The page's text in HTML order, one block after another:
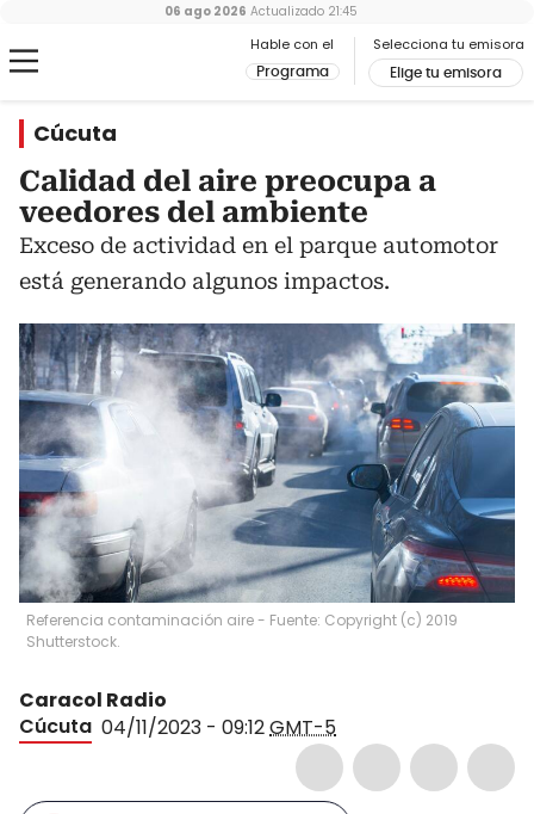
Hable con el
Programa
Selecciona tu emisora
Elige tu emisora
06 ago 2026 Actualizado 21:45
Cúcuta
Calidad del aire preocupa a
veedores del ambiente
Exceso de actividad en el parque automotor
está generando algunos impactos.
Referencia contaminación aire - Fuente: Copyright (c) 2019
Shutterstock.
Caracol Radio
Cúcuta 04/11/2023 - 09:12GMT-5